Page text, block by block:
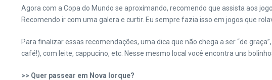
Agora com a Copa do Mundo se aproximando, recomendo que assista aos
Recomendo ir com uma galera e curtir. Eu sempre fazia isso em jogos que
Para finalizar essas recomendações, uma dica que não chega a ser “de
café!), com leite, cappucino, etc. Nesse mesmo local você encontra uns
>> Quer passear em Nova Iorque?